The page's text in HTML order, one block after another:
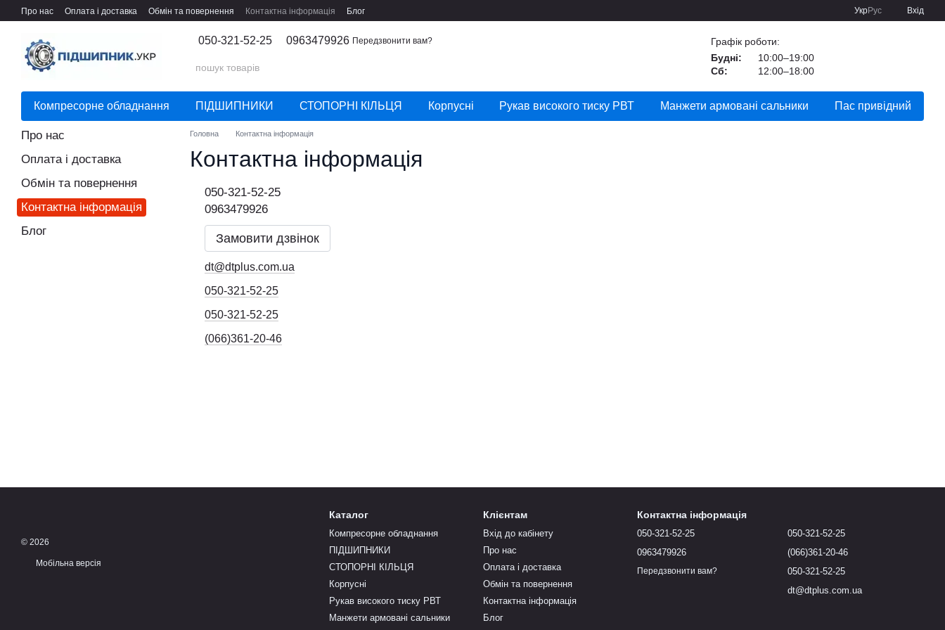
Перейти до основного контенту
Про нас Оплата і доставка Обмін та повернення Контактна інформація Блог УкрРус Вхід
050-321-52-25 0963479926 Передзвонити вам?
Графік роботи:
Будні:
10:00–19:00
Сб:
12:00–18:00
Компресорне обладнання ПІДШИПНИКИ СТОПОРНІ КІЛЬЦЯ Корпусні Рукав високого тиску РВТ Манжети армовані сальники Пас привідний
Головна Контактна інформація
Контактна інформація
050-321-52-25
0963479926
Замовити дзвінок
dt@dtplus.com.ua
050-321-52-25
050-321-52-25
(066)361-20-46
Про нас
Оплата і доставка
Обмін та повернення
Контактна інформація
Блог
© 2026
Мобільна версія
Каталог
Компресорне обладнання
ПІДШИПНИКИ
СТОПОРНІ КІЛЬЦЯ
Корпусні
Рукав високого тиску РВТ
Манжети армовані сальники
Клієнтам
Вхід до кабінету
Про нас
Оплата і доставка
Обмін та повернення
Контактна інформація
Блог
Контактна інформація
050-321-52-25
0963479926
Передзвонити вам?
050-321-52-25
(066)361-20-46
050-321-52-25
dt@dtplus.com.ua